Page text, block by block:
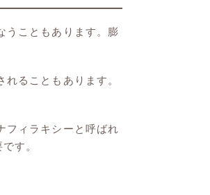
うこともあります。膨
ることもあります。
フィラキシーと呼ばれ
す。